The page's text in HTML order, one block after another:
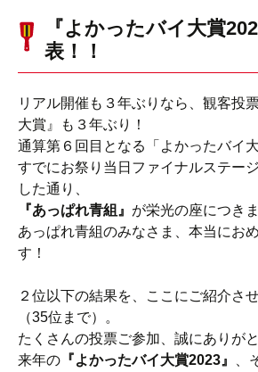
『よかったバイ大賞
表！！
リアル開催も３年ぶりなら、観客投
大賞』も３年ぶり！
通算第６回目となる「よかったバイ大
すでにお祭り当日ファイナルステー
した通り、
『あっぱれ青組』 が栄光の座につき
あっぱれ青組のみなさま、本当にお
す！
２位以下の結果を、ここにご紹介さ
（35位まで）。
たくさんの投票ご参加、誠にありが
来年の 『よかったバイ大賞2023』 、